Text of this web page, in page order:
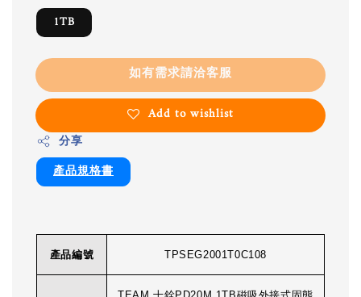
1TB
如有需求請洽客服
Add to wishlist
分享
產品規格書
產品編號 TPSEG2001T0C108